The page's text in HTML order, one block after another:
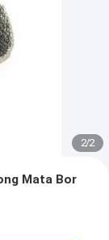
2/2
Mata Bor